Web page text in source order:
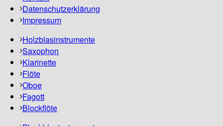
Datenschutzerklärung
Impressum
Holzblasinstrumente
Saxophon
Klarinette
Flöte
Oboe
Fagott
Blockflöte